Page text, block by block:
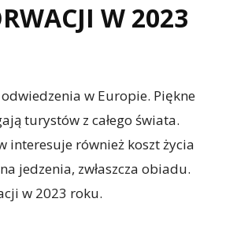
W 2023
w Europie. Piękne
turystów z całego świata.
interesuje również koszt życia
jedzenia, zwłaszcza obiadu.
w 2023 roku.